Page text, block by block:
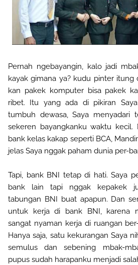
Pernah ngebayangin, kalo jadi
kayak gimana ya? kudu pinter itung
kan pakek komputer bisa pakek
ribet. Itu yang ada di pikiran
tumbuh dewasa, Saya menyadari
sekeren bayangkanku waktu kecil.
bank kelas kakap seperti BCA,
jelas Saya nggak paham dunia per-
Tapi, bank BNI tetap di hati. Saya
bank lain tapi nggak kepakek
tabungan BNI buat apapun. Dan
untuk kerja di bank BNI, karena
sangat nyaman kerja di ruangan
Hanya saja, satu kekurangan Saya
semulus dan sebening mbak-
pupus sudah harapanku menjadi